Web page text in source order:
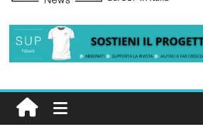
2° Urban Sup Trophy: la regata solidale